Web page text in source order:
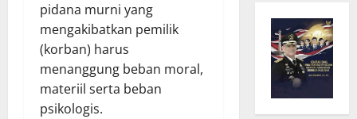
pidana murni yang
mengakibatkan pemilik
(korban) harus
menanggung beban moral,
materiil serta beban
psikologis.